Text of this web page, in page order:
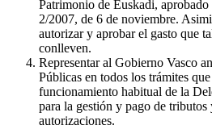
Patrimonio de Euskadi,
2/2007, de 6 de noviembre.
autorizar y aprobar el gasto que
conlleven.
Representar al Gobierno Vasco
Públicas en todos los trámites
funcionamiento habitual de la
para la gestión y pago de
autorizaciones.